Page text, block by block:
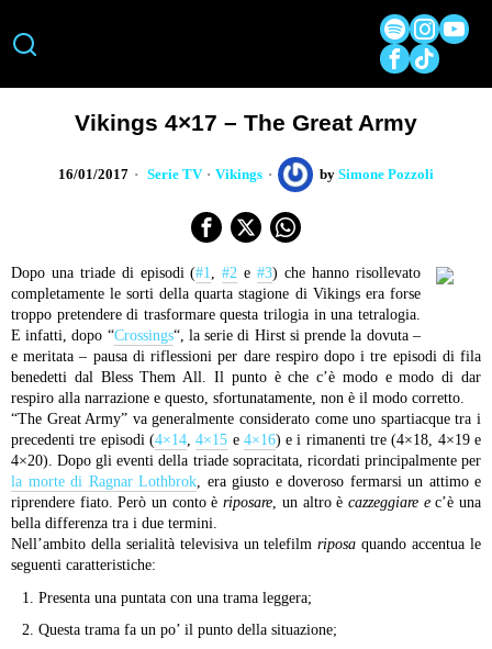
Vikings 4×17 – The Great Army
16/01/2017 Serie TV · Vikings by Simone Pozzoli
Dopo una triade di episodi (#1,#2 e#3) che hanno risollevato
completamente le sorti della quarta stagione di Vikings era forse
troppo pretendere di trasformare questa trilogia in una tetralogia.
E infatti, dopo “Crossings“, la serie di Hirst si prende la dovuta –
e meritata – pausa di riflessioni per dare respiro dopo i tre episodi di fila
benedetti dal Bless Them All. Il punto è che c’è modo e modo di dar
respiro alla narrazione e questo, sfortunatamente, non è il modo corretto.
“The Great Army” va generalmente considerato come uno spartiacque tra i
precedenti tre episodi (4×14,4×15 e 4×16) e i rimanenti tre (4×18, 4×19 e
4×20). Dopo gli eventi della triade sopracitata, ricordati principalmente per
la morte di Ragnar Lothbrok, era giusto e doveroso fermarsi un attimo e
riprendere fiato. Però un conto èriposare, un altro è cazzeggiare ec’è una
bella differenza tra i due termini.
Nell’ambito della serialità televisiva un telefilmriposa quando accentua le
seguenti caratteristiche:
Presenta una puntata con una trama leggera;
Questa trama fa un po’ il punto della situazione;